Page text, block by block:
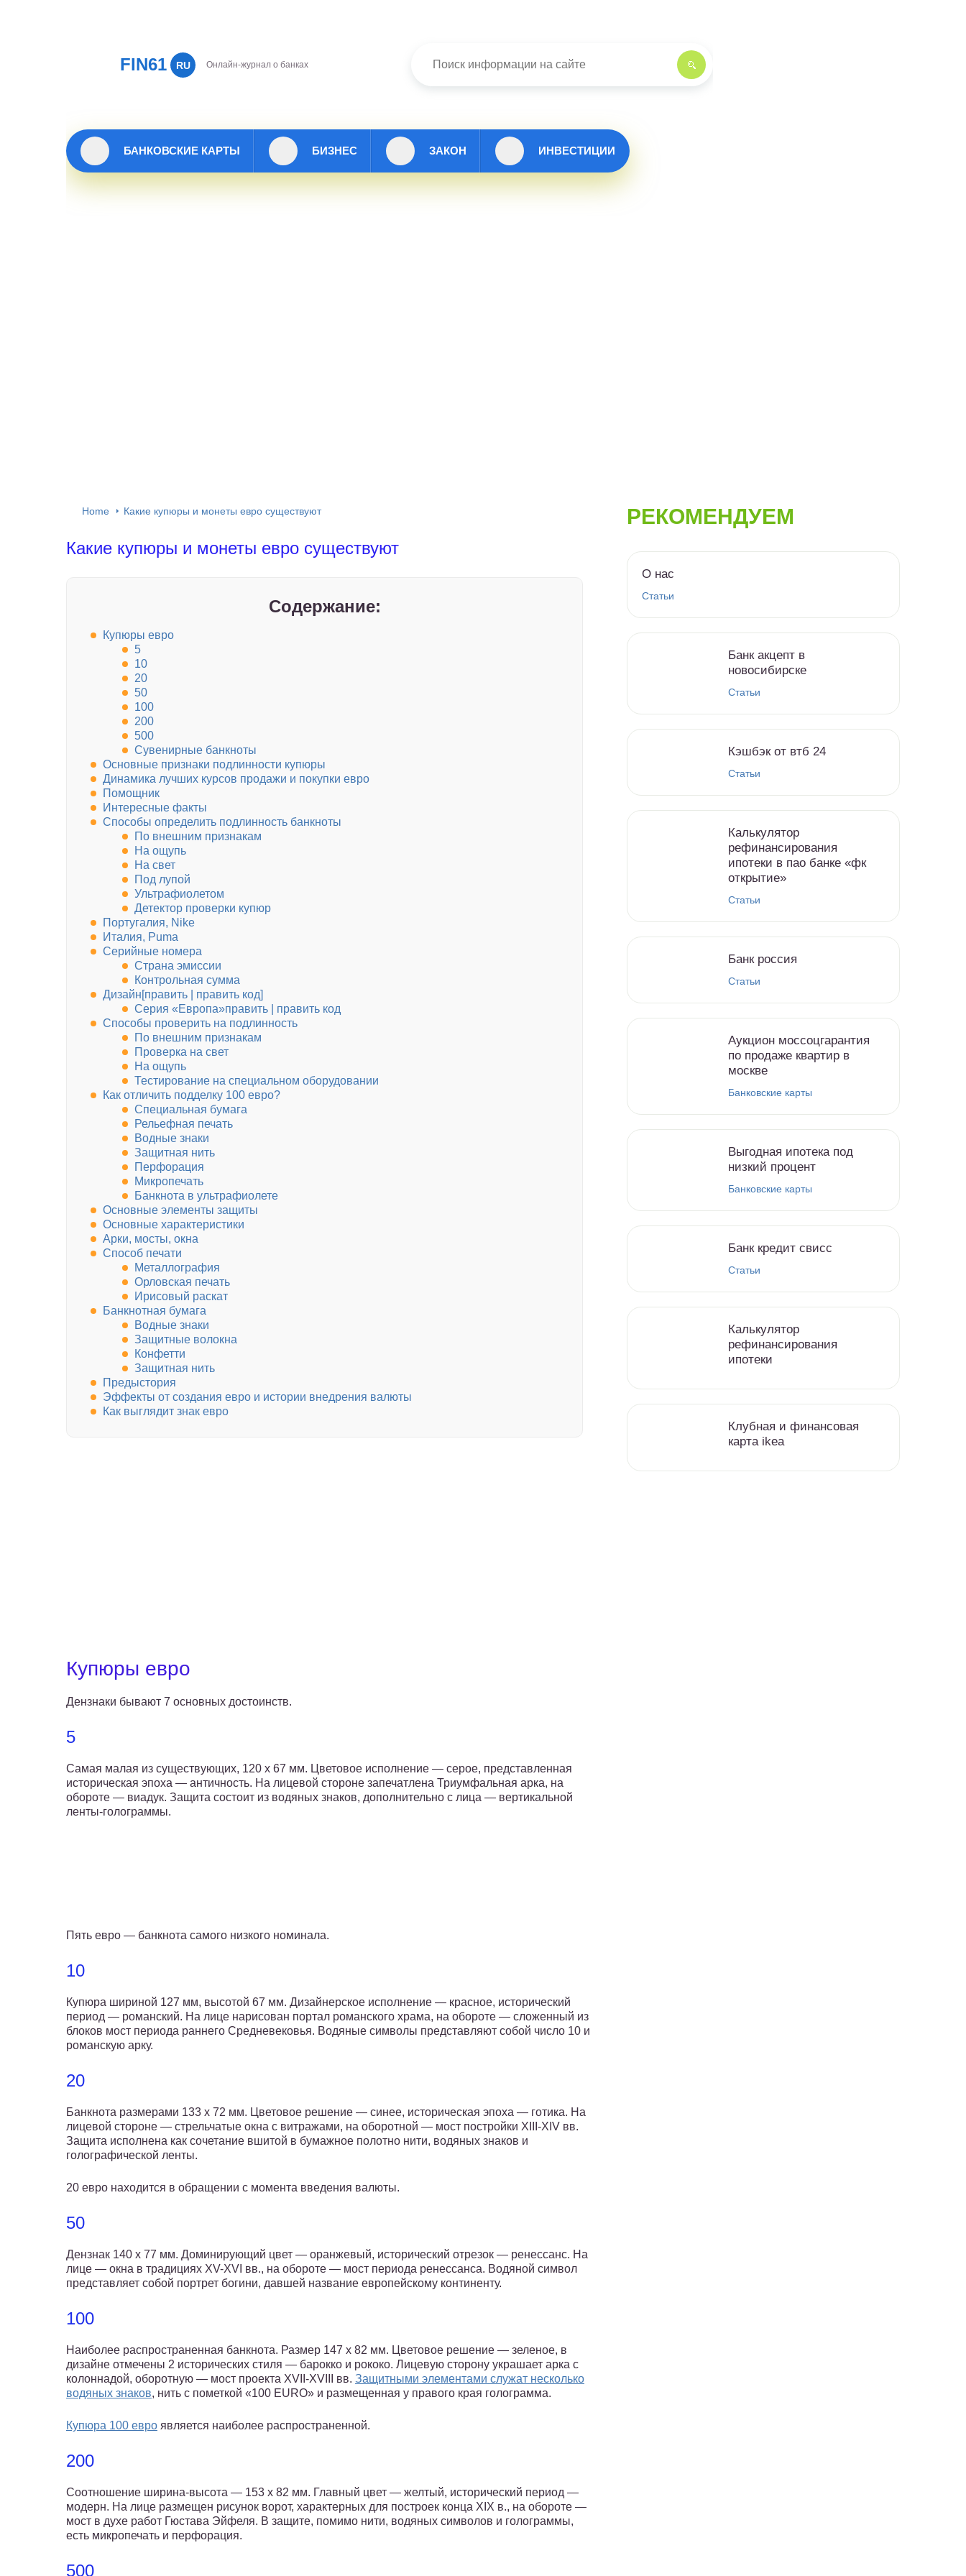
FIN61 RU Онлайн-журнал о банках
БАНКОВСКИЕ КАРТЫ БИЗНЕС ЗАКОН ИНВЕСТИЦИИ
Home Какие купюры и монеты евро существуют
Какие купюры и монеты евро существуют
Содержание:
Купюры евро
5
10
20
50
100
200
500
Сувенирные банкноты
Основные признаки подлинности купюры
Динамика лучших курсов продажи и покупки евро
Помощник
Интересные факты
Способы определить подлинность банкноты
По внешним признакам
На ощупь
На свет
Под лупой
Ультрафиолетом
Детектор проверки купюр
Португалия, Nike
Италия, Puma
Серийные номера
Страна эмиссии
Контрольная сумма
Дизайн[править | править код]
Серия «Европа»править | править код
Способы проверить на подлинность
По внешним признакам
Проверка на свет
На ощупь
Тестирование на специальном оборудовании
Как отличить подделку 100 евро?
Специальная бумага
Рельефная печать
Водные знаки
Защитная нить
Перфорация
Микропечать
Банкнота в ультрафиолете
Основные элементы защиты
Основные характеристики
Арки, мосты, окна
Способ печати
Металлография
Орловская печать
Ирисовый раскат
Банкнотная бумага
Водные знаки
Защитные волокна
Конфетти
Защитная нить
Предыстория
Эффекты от создания евро и истории внедрения валюты
Как выглядит знак евро
Купюры евро
Дензнаки бывают 7 основных достоинств.
5
Самая малая из существующих, 120 х 67 мм. Цветовое исполнение — серое, представленная
историческая эпоха — античность. На лицевой стороне запечатлена Триумфальная арка, на
обороте — виадук. Защита состоит из водяных знаков, дополнительно с лица — вертикальной
ленты-голограммы.
Пять евро — банкнота самого низкого номинала.
10
Купюра шириной 127 мм, высотой 67 мм. Дизайнерское исполнение — красное, исторический
период — романский. На лице нарисован портал романского храма, на обороте — сложенный из
блоков мост периода раннего Средневековья. Водяные символы представляют собой число 10 и
романскую арку.
20
Банкнота размерами 133 х 72 мм. Цветовое решение — синее, историческая эпоха — готика. На
лицевой стороне — стрельчатые окна с витражами, на оборотной — мост постройки XIII-XIV вв.
Защита исполнена как сочетание вшитой в бумажное полотно нити, водяных знаков и
голографической ленты.
20 евро находится в обращении с момента введения валюты.
50
Дензнак 140 х 77 мм. Доминирующий цвет — оранжевый, исторический отрезок — ренессанс. На
лице — окна в традициях XV-XVI вв., на обороте — мост периода ренессанса. Водяной символ
представляет собой портрет богини, давшей название европейскому континенту.
100
Наиболее распространенная банкнота. Размер 147 х 82 мм. Цветовое решение — зеленое, в
дизайне отмечены 2 исторических стиля — барокко и рококо. Лицевую сторону украшает арка с
колоннадой, оборотную — мост проекта XVII-XVIII вв. Защитными элементами служат несколько
водяных знаков, нить с пометкой «100 EURO» и размещенная у правого края голограмма.
Купюра 100 евро является наиболее распространенной.
200
Соотношение ширина-высота — 153 х 82 мм. Главный цвет — желтый, исторический период —
модерн. На лице размещен рисунок ворот, характерных для построек конца XIX в., на обороте —
мост в духе работ Гюстава Эйфеля. В защите, помимо нити, водяных символов и голограммы,
есть микропечать и перфорация.
500
РЕКОМЕНДУЕМ
О нас
Статьи
Банк акцепт в
новосибирске
Статьи
Кэшбэк от втб 24
Статьи
Калькулятор
рефинансирования
ипотеки в пао банке «фк
открытие»
Статьи
Банк россия
Статьи
Аукцион моссоцгарантия
по продаже квартир в
москве
Банковские карты
Выгодная ипотека под
низкий процент
Банковские карты
Банк кредит свисс
Статьи
Калькулятор
рефинансирования
ипотеки
Клубная и финансовая
карта ikea